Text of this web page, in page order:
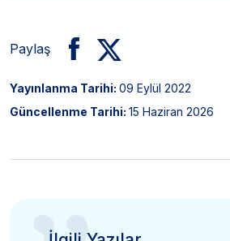
Paylaş
Yayınlanma Tarihi: 09 Eylül 2022
Güncellenme Tarihi: 15 Haziran 2026